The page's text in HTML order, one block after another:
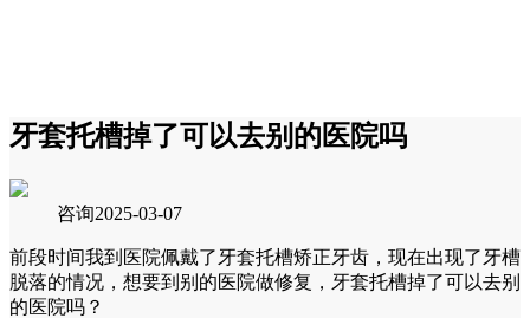
牙套托槽掉了可以去别的医院吗
咨询2025-03-07
前段时间我到医院佩戴了牙套托槽矫正牙齿，现在出现了牙槽
脱落的情况，想要到别的医院做修复，牙套托槽掉了可以去别
的医院吗？